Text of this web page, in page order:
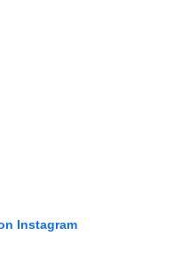
Instagram